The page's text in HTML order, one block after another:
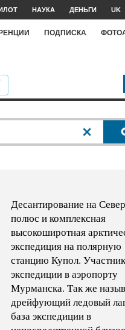
НАУКА ДЕНЬГИ UK
ПОДПИСКА
Десантирование на
полюс и комплексная
высокоширотная
экспедиция на полярную
станцию Купол.
экспедиции в аэропорту
Мурманска. Так же
дрейфующий ледовый
база экспедиции в